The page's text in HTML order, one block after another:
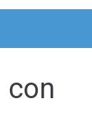
con